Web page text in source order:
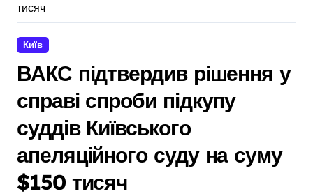
тисяч
Київ
ВАКС підтвердив рішення у
справі спроби підкупу
суддів Київського
апеляційного суду на суму
$150 тисяч